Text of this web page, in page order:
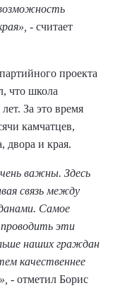
- считает
проекта
что школа
За это время
камчатцев,
двора и края.
важны. Здесь
связь между
Самое
эти
наших граждан
качественнее
- отметил Борис